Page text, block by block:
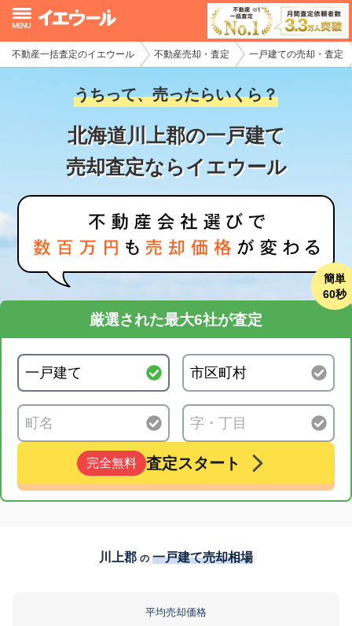
不動産一括査定のイエウール 不動産売却・査定 一戸建ての売却・査定
うちって、売ったらいくら？
北海道川上郡の一戸建て
売却査定ならイエウール
簡単
60秒
厳選された最大6社が査定
完全無料 査定スタート
川上郡 の 一戸建て売却相場
平均売却価格
イエウール加盟希望の不動産会社様
初めての方へ
不動産売却の流れ
不動産の売却・一括査定
家査定シミュレーター
お問い合わせ